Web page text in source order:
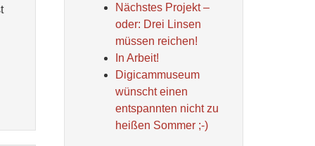
Nächstes Projekt –
oder: Drei Linsen
müssen reichen!
In Arbeit!
Digicammuseum
wünscht einen
entspannten nicht zu
heißen Sommer ;-)